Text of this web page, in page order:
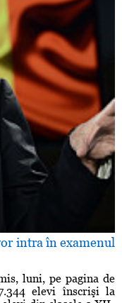
intra în examenul
luni, pe pagina de
elevi înscrişi la